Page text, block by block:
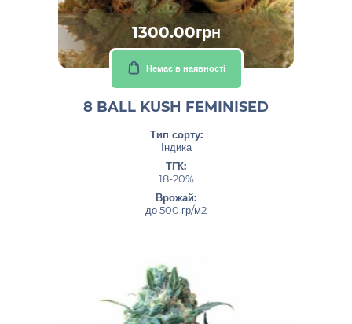
1300.00грн
Немає в наявності
8 BALL KUSH FEMINISED
Тип сорту:
Індика
ТГК:
18-20%
Врожай:
до 500 гр/м2